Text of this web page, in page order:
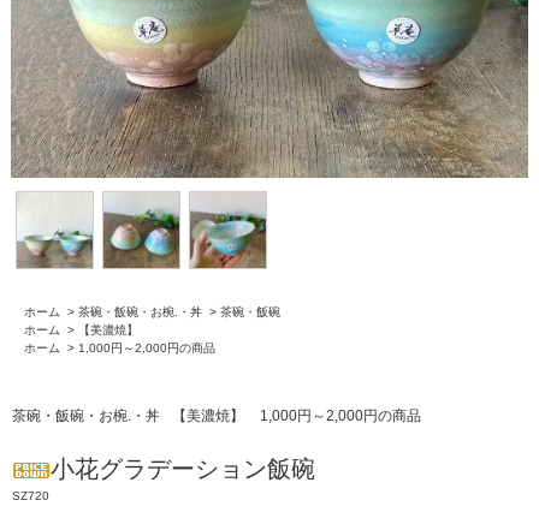
ホーム > 茶碗・飯碗・お椀.・丼 > 茶碗・飯碗
ホーム
>
【美濃焼】
ホーム
> 1,000円～2,000円の商品
茶碗・飯碗・お椀.・丼 【美濃焼】 1,000円～2,000円の商品
小花グラデーション飯碗
SZ720